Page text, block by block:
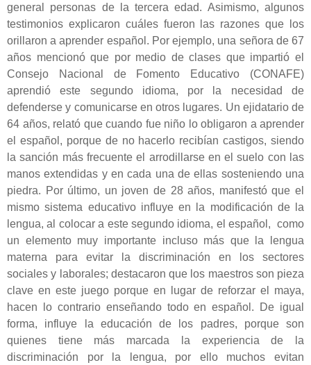
general personas de la tercera edad. Asimismo, algunos
testimonios explicaron cuáles fueron las razones que los
orillaron a aprender español. Por ejemplo, una señora de 67
años mencionó que por medio de clases que impartió el
Consejo Nacional de Fomento Educativo (CONAFE)
aprendió este segundo idioma, por la necesidad de
defenderse y comunicarse en otros lugares. Un ejidatario de
64 años, relató que cuando fue niño lo obligaron a aprender
el español, porque de no hacerlo recibían castigos, siendo
la sanción más frecuente el arrodillarse en el suelo con las
manos extendidas y en cada una de ellas sosteniendo una
piedra. Por último, un joven de 28 años, manifestó que el
mismo sistema educativo influye en la modificación de la
lengua, al colocar a este segundo idioma, el español, como
un elemento muy importante incluso más que la lengua
materna para evitar la discriminación en los sectores
sociales y laborales; destacaron que los maestros son pieza
clave en este juego porque en lugar de reforzar el maya,
hacen lo contrario enseñando todo en español. De igual
forma, influye la educación de los padres, porque son
quienes tiene más marcada la experiencia de la
discriminación por la lengua, por ello muchos evitan